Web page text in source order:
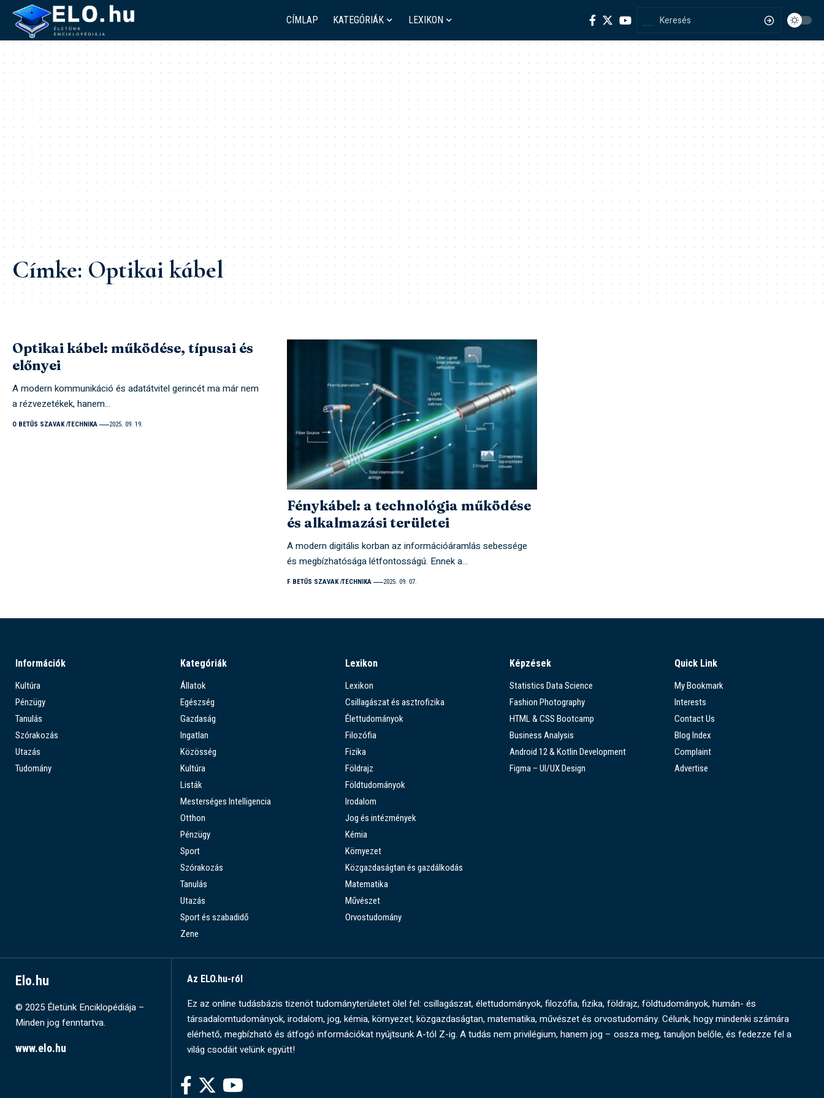
CÍMLAP KATEGÓRIÁK LEXIKON
Címke:Optikai kábel
Optikai kábel: működése, típusai és
előnyei
A modern kommunikáció és adatátvitel gerincét ma már nem
a rézvezetékek, hanem…
O BETŰS SZAVAK TECHNIKA 2025. 09. 19.
Fénykábel: a technológia működése
és alkalmazási területei
A modern digitális korban az információáramlás sebessége
és megbízhatósága létfontosságú. Ennek a…
F BETŰS SZAVAK TECHNIKA 2025. 09. 07.
Információk
Kultúra
Pénzügy
Tanulás
Szórakozás
Utazás
Tudomány
Kategóriák
Állatok
Egészség
Gazdaság
Ingatlan
Közösség
Kultúra
Listák
Mesterséges Intelligencia
Otthon
Pénzügy
Sport
Szórakozás
Tanulás
Utazás
Sport és szabadidő
Zene
Lexikon
Lexikon
Csillagászat és asztrofizika
Élettudományok
Filozófia
Fizika
Földrajz
Földtudományok
Irodalom
Jog és intézmények
Kémia
Környezet
Közgazdaságtan és gazdálkodás
Matematika
Művészet
Orvostudomány
Képzések
Statistics Data Science
Fashion Photography
HTML & CSS Bootcamp
Business Analysis
Android 12 & Kotlin Development
Figma – UI/UX Design
Quick Link
My Bookmark
Interests
Contact Us
Blog Index
Complaint
Advertise
Elo.hu
© 2025 Életünk Enciklopédiája –
Minden jog fenntartva.
www.elo.hu
Az ELO.hu-ról
Ez az online tudásbázis tizenöt tudományterületet ölel fel: csillagászat, élettudományok, filozófia, fizika, földrajz, földtudományok, humán- és
társadalomtudományok, irodalom, jog, kémia, környezet, közgazdaságtan, matematika, művészet és orvostudomány. Célunk, hogy mindenki számára
elérhető, megbízható és átfogó információkat nyújtsunk A-tól Z-ig. A tudás nem privilégium, hanem jog – ossza meg, tanuljon belőle, és fedezze fel a
világ csodáit velünk együtt!